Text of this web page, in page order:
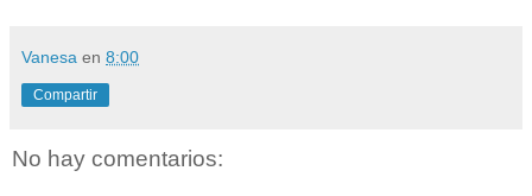
Vanesa en 8:00
Compartir
No hay comentarios: